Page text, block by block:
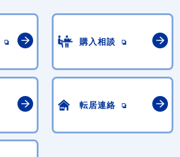
購入相談
転居連絡